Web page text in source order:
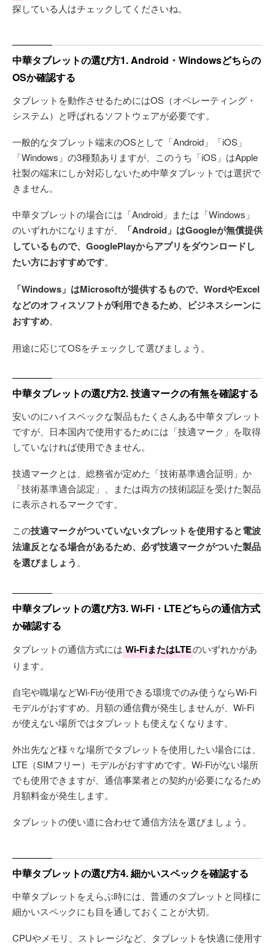
探している人はチェックしてくださいね。
中華タブレットの選び方1. Android・Windowsどちらの
OSか確認する
タブレットを動作させるためにはOS（オペレーティング・
システム）と呼ばれるソフトウェアが必要です。
一般的なタブレット端末のOSとして「Android」「iOS」
「Windows」の3種類ありますが、このうち「iOS」はApple
社製の端末にしか対応しないため中華タブレットでは選択で
きません。
中華タブレットの場合には「Android」または「Windows」
のいずれかになりますが、
「Android」はGoogleが無償提供
しているもので、GooglePlayからアプリをダウンロードし
たい方におすすめです。
「Windows」はMicrosoftが提供するもので、WordやExcel
などのオフィスソフトが利用できるため、ビジネスシーンに
おすすめ。
用途に応じてOSをチェックして選びましょう。
中華タブレットの選び方2. 技適マークの有無を確認する
安いのにハイスペックな製品もたくさんある中華タブレット
ですが、日本国内で使用するためには「技適マーク」を取得
していなければ使用できません。
技適マークとは、総務省が定めた「技術基準適合証明」か
「技術基準適合認定」、または両方の技術認証を受けた製品
に表示されるマークです。
この技適マークがついていないタブレットを使用すると電波
法違反となる場合があるため、必ず技適マークがついた製品
を選びましょう。
中華タブレットの選び方3. Wi-Fi・LTEどちらの通信方式
か確認する
タブレットの通信方式には Wi-FiまたはLTEのいずれかがあ
ります。
自宅や職場などWi-Fiが使用できる環境でのみ使うならWi-Fi
モデルがおすすめ。月額の通信費が発生しませんが、Wi-Fi
が使えない場所ではタブレットも使えなくなります。
外出先など様々な場所でタブレットを使用したい場合には、
LTE（SIMフリー）モデルがおすすめです。Wi-Fiがない場所
でも使用できますが、通信事業者との契約が必要になるため
月額料金が発生します。
タブレットの使い道に合わせて通信方法を選びましょう。
中華タブレットの選び方4. 細かいスペックを確認する
中華タブレットをえらぶ時には、普通のタブレットと同様に
細かいスペックにも目を通しておくことが大切。
CPUやメモリ、ストレージなど、タブレットを快適に使用す